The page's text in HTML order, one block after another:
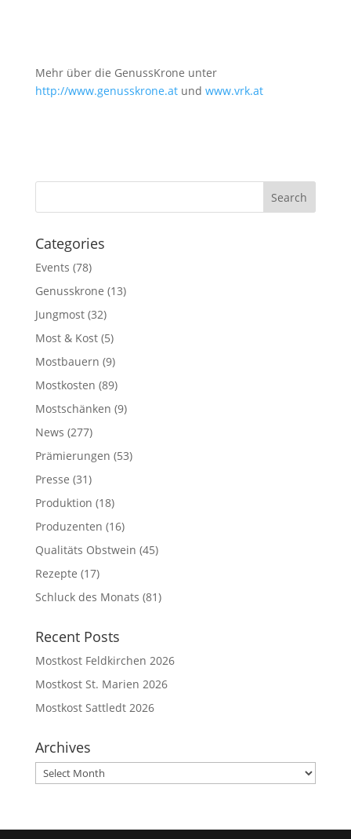
Mehr über die GenussKrone unter
http://www.genusskrone.atund www.vrk.at
Categories
Events (78)
Genusskrone (13)
Jungmost(32)
Most & Kost(5)
Mostbauern (9)
Mostkosten (89)
Mostschänken (9)
News (277)
Prämierungen (53)
Presse (31)
Produktion (18)
Produzenten (16)
Qualitäts Obstwein (45)
Rezepte (17)
Schluck des Monats (81)
Recent Posts
Mostkost Feldkirchen 2026
Mostkost St. Marien 2026
Mostkost Sattledt 2026
Archives
Archives